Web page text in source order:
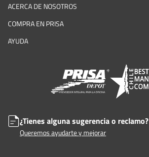
ACERCA DE NOSOTROS
COMPRA EN PRISA
AYUDA
¿Tienes alguna sugerencia o reclamo?
Queremos ayudarte y mejorar